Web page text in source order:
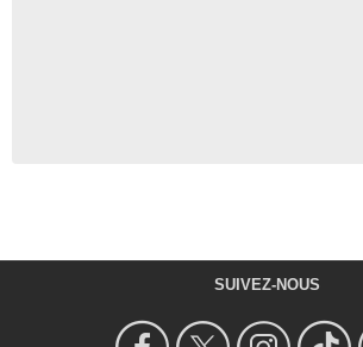
SUIVEZ-NOUS